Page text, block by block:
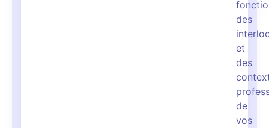
des
et
des
de
vos